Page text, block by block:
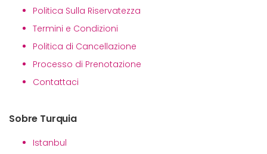
Politica Sulla Riservatezza
Termini e Condizioni
Politica di Cancellazione
Processo di Prenotazione
Contattaci
Sobre Turquia
Istanbul